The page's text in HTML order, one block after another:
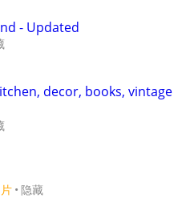
- Updated
decor, books, vintage
隐藏